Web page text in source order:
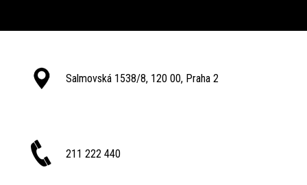
Salmovská 1538/8, 120 00, Praha 2
211 222 440